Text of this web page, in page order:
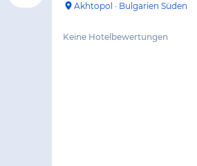
Akhtopol · Bulgarien Süden
Keine Hotelbewertungen